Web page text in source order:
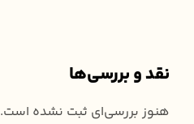
نقد و بررسی‌ها
هنوز بررسی‌ای ثبت نشده است.